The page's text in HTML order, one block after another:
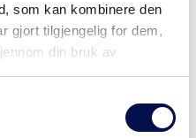
som kan kombinere den
gjort tilgjengelig for dem,
din bruk av
Y
NCS S7000-NNCS S5020-